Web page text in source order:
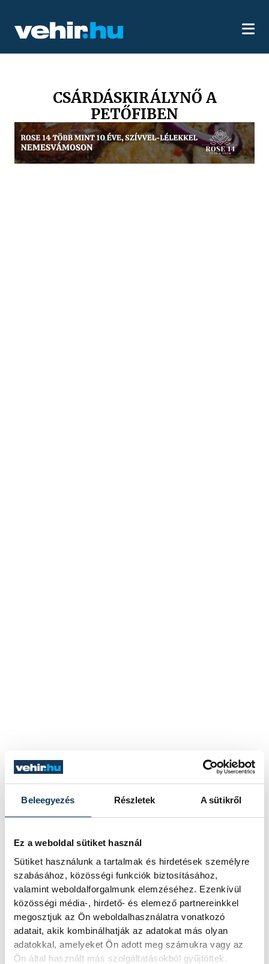
Beleegyezés Részletek A sütikről
Ez a weboldal sütiket használ
Sütiket használunk a tartalmak és hirdetések személyre
szabásához, közösségi funkciók biztosításához,
valamint weboldalforgalmunk elemzéséhez. Ezenkívül
közösségi média-, hirdető- és elemező partnereinkkel
megosztjuk az Ön weboldalhasználatra vonatkozó
adatait, akik kombinálhatják az adatokat más olyan
adatokkal, amelyeket Ön adott meg számukra vagy az
Ön által használt más szolgáltatásokból gyűjtöttek.
CSÁRDÁSKIRÁLYNŐ A
PETŐFIBEN